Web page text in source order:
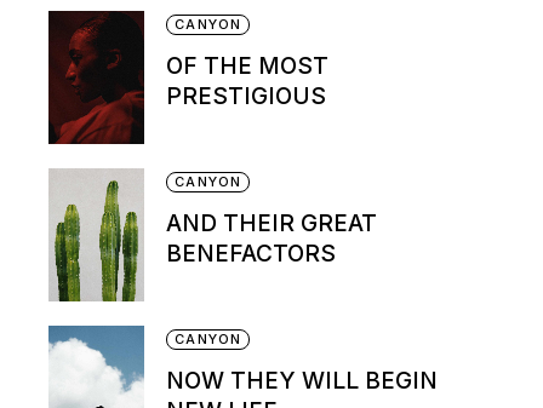
CANYON
OF THE MOST
PRESTIGIOUS
CANYON
AND THEIR GREAT
BENEFACTORS
CANYON
NOW THEY WILL BEGIN